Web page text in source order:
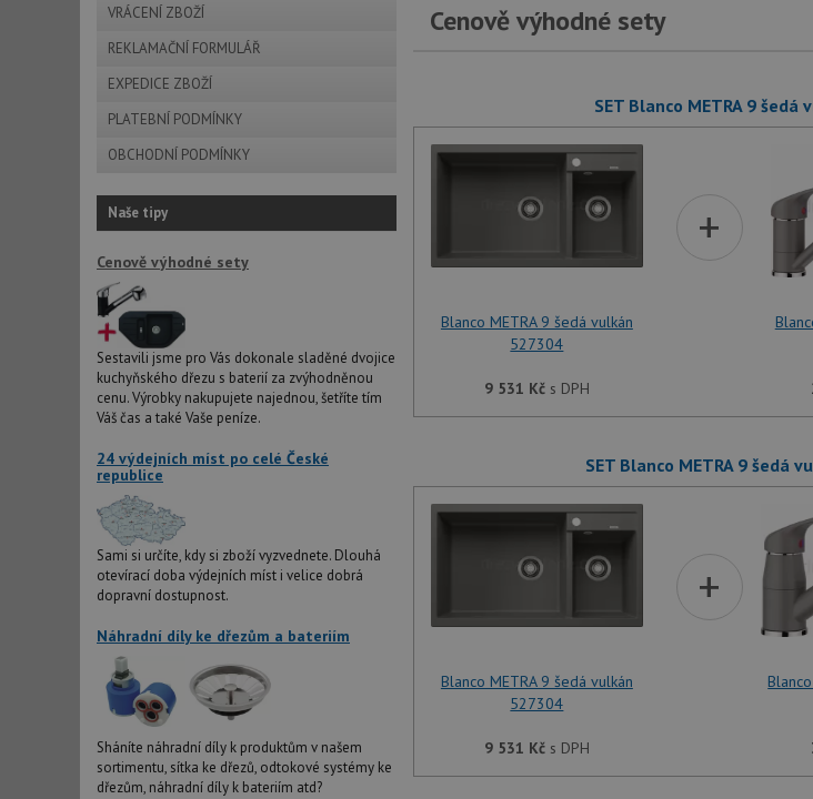
VRÁCENÍ ZBOŽÍ
REKLAMAČNÍ FORMULÁŘ
EXPEDICE ZBOŽÍ
PLATEBNÍ PODMÍNKY
OBCHODNÍ PODMÍNKY
Naše tipy
Cenově výhodné sety
Sestavili jsme pro Vás dokonale sladěné dvojice
kuchyňského dřezu s baterií za zvýhodněnou
cenu. Výrobky nakupujete najednou, šetříte tím
Váš čas a také Vaše peníze.
24 výdejních míst po celé České
republice
Sami si určíte, kdy si zboží vyzvednete. Dlouhá
otevírací doba výdejních míst i velice dobrá
dopravní dostupnost.
Náhradní díly ke dřezům a bateriím
Sháníte náhradní díly k produktům v našem
sortimentu, sítka ke dřezů, odtokové systémy ke
dřezům, náhradní díly k bateriím atd?
Cenově výhodné sety
SET Blanco METRA 9
Blanco METRA 9 šedá vulkán
527304
9 531 Kčs DPH
+
SET Blanco METRA 9 šedá
Blanco METRA 9 šedá vulkán
527304
9 531 Kčs DPH
+